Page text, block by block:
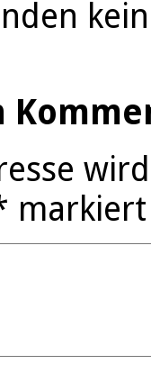
markiert